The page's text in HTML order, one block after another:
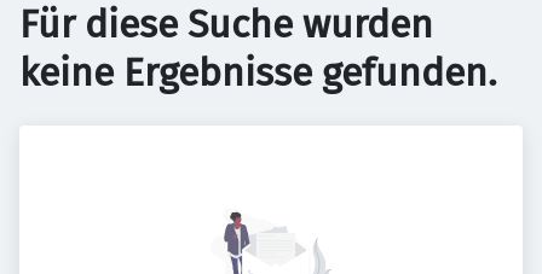
Für diese Suche wurden
keine Ergebnisse gefunden.